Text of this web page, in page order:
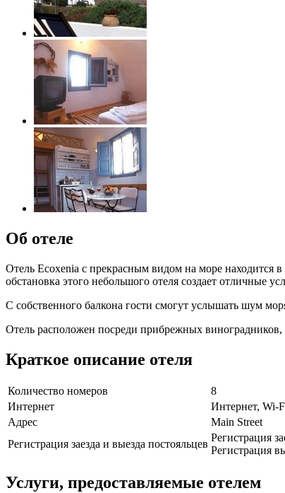
Об отеле
Отель Ecoxenia с прекрасным видом на море находится
обстановка этого небольшого отеля создает отличные
С собственного балкона гости смогут услышать шум
Отель расположен посреди прибрежных виноградников,
Краткое описание отеля
Количество номеров
8
Интернет
Интернет, Wi-
Адрес
Main Street
Регистрация заезда и выезда постояльцев
Регистрация
Регистрация
Услуги, предоставляемые отелем